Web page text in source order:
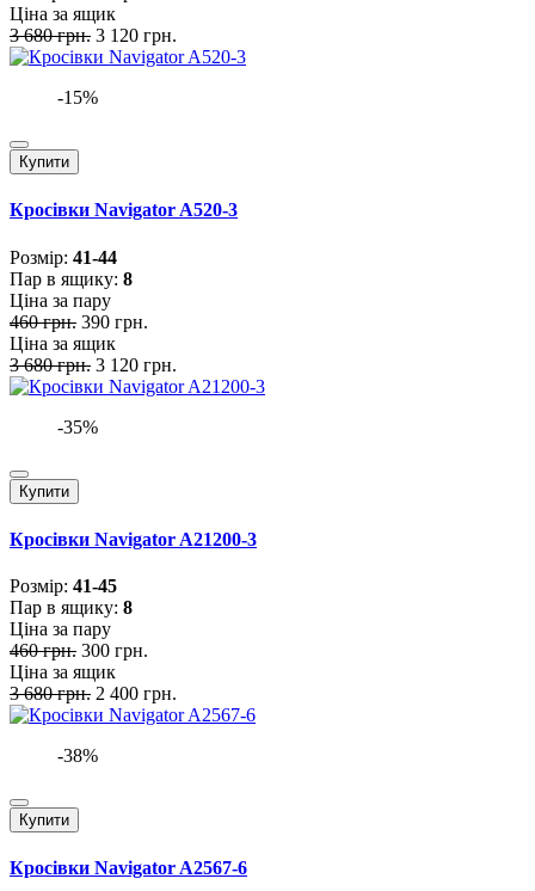
Ціна за ящик
3 680 грн. 3 120 грн.
-15%
Купити
Кросівки Navigator A520-3
Розмiр: 41-44
Пар в ящику: 8
Ціна за пару
460 грн. 390 грн.
Ціна за ящик
3 680 грн. 3 120 грн.
-35%
Купити
Кросівки Navigator A21200-3
Розмiр: 41-45
Пар в ящику: 8
Ціна за пару
460 грн. 300 грн.
Ціна за ящик
3 680 грн. 2 400 грн.
-38%
Купити
Кросівки Navigator A2567-6